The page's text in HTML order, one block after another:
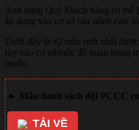
Anh cùng Quý khách hàng có thể [
áp dụng vào cơ sở của mình (vui
Dưới đây là #2 mẫu mới nhất
tùy vào cơ sở/mức độ quan trọng
muốn.
► Mẫu danh sách đội PCCC
TẢI VỀ